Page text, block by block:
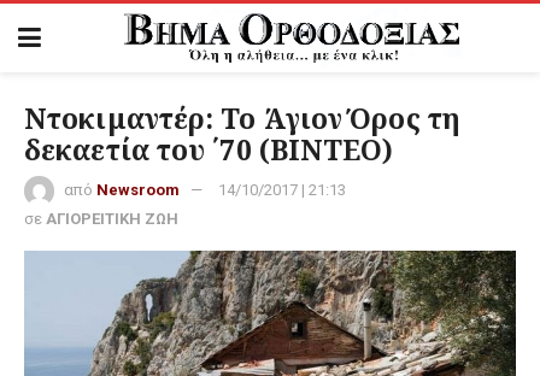
Ντοκιμαντέρ: Το Άγιον Όρος τη
δεκαετία του ΄70 (ΒΙΝΤΕΟ)
από Newsroom
14/10/2017 | 21:13
σε ΑΓΙΟΡΕΙΤΙΚΗ ΖΩΗ